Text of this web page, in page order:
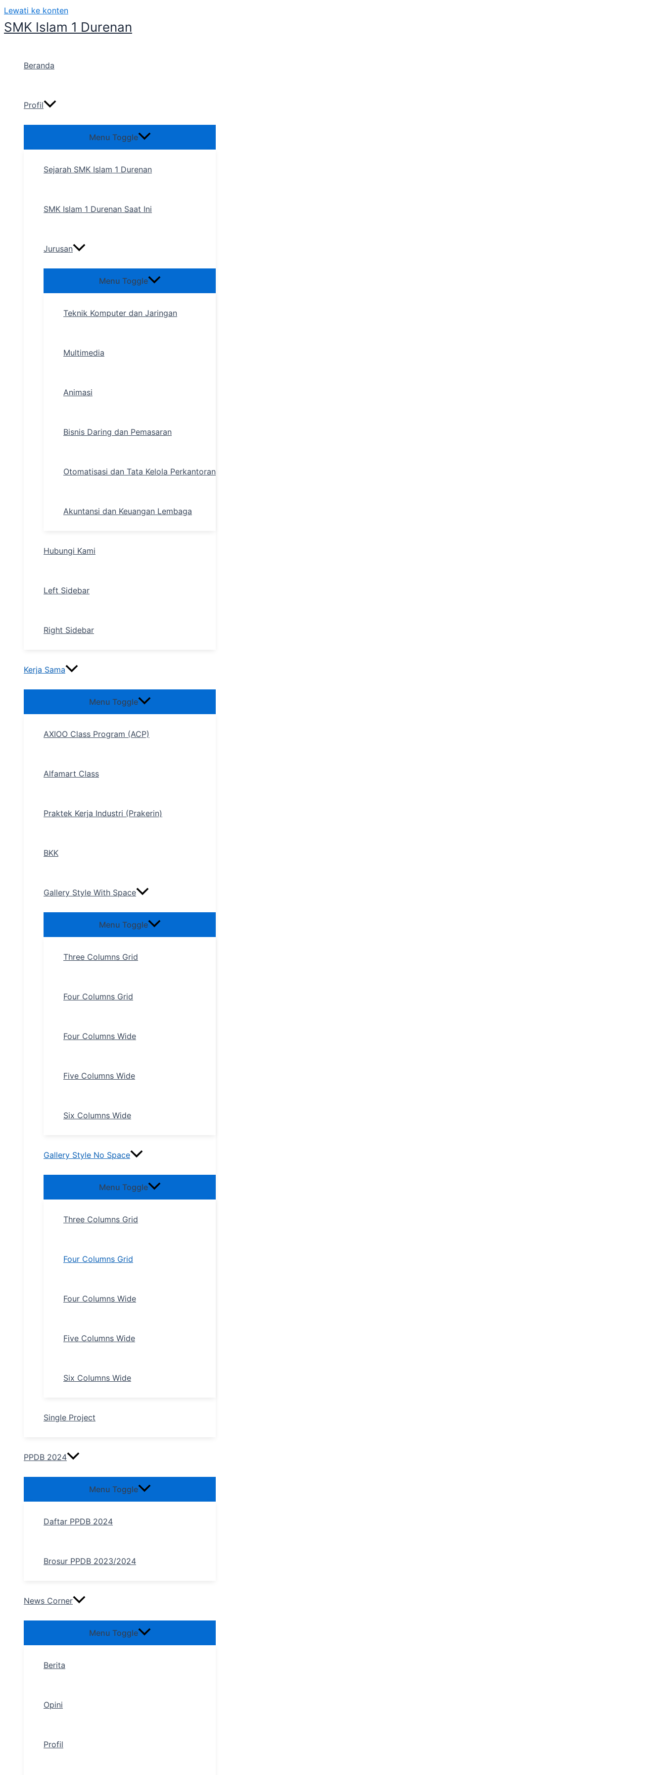
Lewati ke konten
SMK Islam 1 Durenan
Beranda
Profil
Menu Toggle
Sejarah SMK Islam 1 Durenan
SMK Islam 1 Durenan Saat Ini
Jurusan
Menu Toggle
Teknik Komputer dan Jaringan
Multimedia
Animasi
Bisnis Daring dan Pemasaran
Otomatisasi dan Tata Kelola Perkantoran
Akuntansi dan Keuangan Lembaga
Hubungi Kami
Left Sidebar
Right Sidebar
Kerja Sama
Menu Toggle
AXIOO Class Program (ACP)
Alfamart Class
Praktek Kerja Industri (Prakerin)
BKK
Gallery Style With Space
Menu Toggle
Three Columns Grid
Four Columns Grid
Four Columns Wide
Five Columns Wide
Six Columns Wide
Gallery Style No Space
Menu Toggle
Three Columns Grid
Four Columns Grid
Four Columns Wide
Five Columns Wide
Six Columns Wide
Single Project
PPDB 2024
Menu Toggle
Daftar PPDB 2024
Brosur PPDB 2023/2024
News Corner
Menu Toggle
Berita
Opini
Profil